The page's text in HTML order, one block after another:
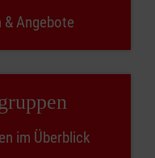
Angebote
im Überblick